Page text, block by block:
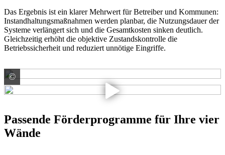
Das Ergebnis ist ein klarer Mehrwert für Betreiber und Kommunen:
Instandhaltungsmaßnahmen werden planbar, die Nutzungsdauer der
Systeme verlängert sich und die Gesamtkosten sinken deutlich.
Gleichzeitig erhöht die objektive Zustandskontrolle die
Betriebssicherheit und reduziert unnötige Eingriffe.
© ACO Passavant Detego GmbH Schachtabdeckungen
Passende Förderprogramme für Ihre vier
Wände